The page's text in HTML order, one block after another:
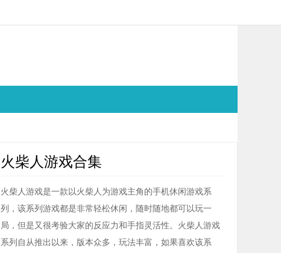
火柴人游戏合集
火柴人游戏是一款以火柴人为游戏主角的手机休闲游戏系
列，该系列游戏都是非常轻松休闲，随时随地都可以玩一
局，但是又很考验大家的反应力和手指灵活性。火柴人游戏
系列自从推出以来，版本众多，玩法丰富，如果喜欢该系